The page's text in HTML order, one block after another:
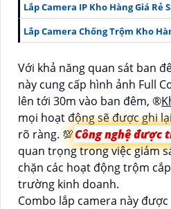
Lắp Camera IP Kho Hàng Giá Rẻ
Lắp Camera Chống Trộm Kho
Với khả năng quan sát ban
này cung cấp hình ảnh Full
lên tới 30m vào ban đêm, ®️
mọi hoạt động sẽ được ghi
rõ ràng. 💯Công nghệ được
quan trọng trong việc giám
chặn các hoạt động trộm
trường kinh doanh.
Combo lắp camera này